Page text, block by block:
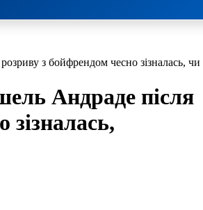
з бойфрендом чесно зізналась, чи
Андраде після
зізналась,